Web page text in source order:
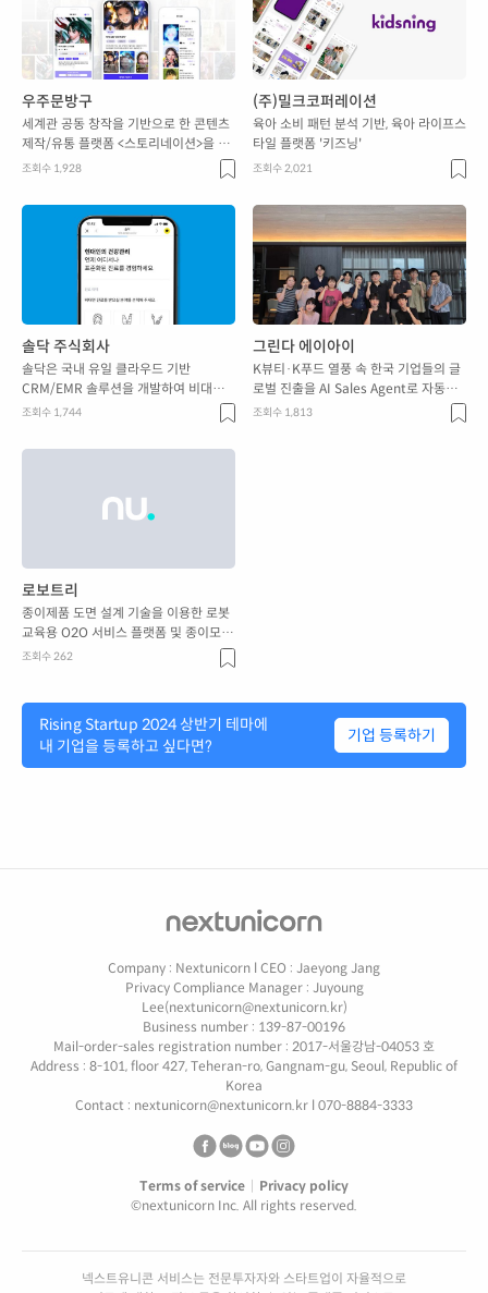
우주문방구
세계관 공동 창작을 기반으로 한 콘텐츠
제작/유통 플랫폼 <스토리네이션>을 운
영하고 있습니다.
조회수 1,928
(주)밀크코퍼레이션
육아 소비 패턴 분석 기반, 육아 라이프스
타일 플랫폼 '키즈닝'
조회수 2,021
솔닥 주식회사
솔닥은 국내 유일 클라우드 기반
CRM/EMR 솔루션을 개발하여 비대면
진료를 제공하는 고도 기술력 기반 서비
조회수 1,744
그린다 에이아이
K뷰티·K푸드 열풍 속 한국 기업들의 글
로벌 진출을 AI Sales Agent로 자동화
하는 스타트업입니다
조회수 1,813
로보트리
종이제품 도면 설계 기술을 이용한 로봇
교육용 O2O 서비스 플랫폼 및 종이모듈
개발
조회수 262
Rising Startup 2024 상반기 테마에
내 기업을 등록하고 싶다면?
기업 등록하기
Company : Nextunicorn l CEO : Jaeyong Jang
Privacy Compliance Manager : Juyoung
Lee(nextunicorn@nextunicorn.kr)
Business number : 139-87-00196
Mail-order-sales registration number : 2017-서울강남-04053 호
Address : 8-101, floor 427, Teheran-ro, Gangnam-gu, Seoul, Republic of
Korea
Contact : nextunicorn@nextunicorn.kr l 070-8884-3333
Terms of service | Privacy policy
©nextunicorn Inc. All rights reserved.
넥스트유니콘 서비스는 전문투자자와 스타트업이 자율적으로